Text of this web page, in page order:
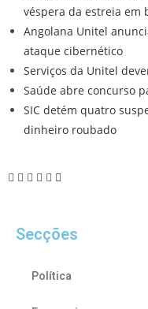
véspera da estreia em
Angolana Unitel
ataque cibernético
Serviços da Unitel
Saúde abre concurso
SIC detém quatro
dinheiro roubado
Secções
Política